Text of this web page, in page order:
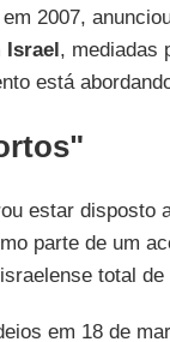
2007,
Israel, mediadas
está
estar disposto
parte de um
total de
em 18 de